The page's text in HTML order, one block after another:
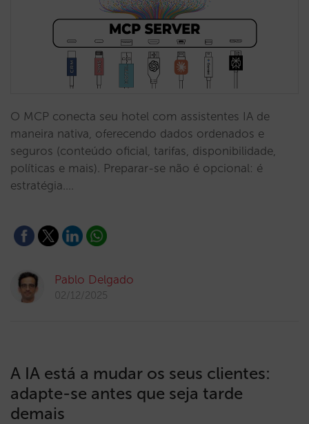
O MCP conecta seu hotel com assistentes IA de
maneira nativa, oferecendo dados ordenados e
seguros (conteúdo oficial, tarifas, disponibilidade,
políticas e mais). Preparar-se não é opcional: é
estratégia.…
Pablo Delgado
02/12/2025
A IA está a mudar os seus clientes:
adapte-se antes que seja tarde
demais